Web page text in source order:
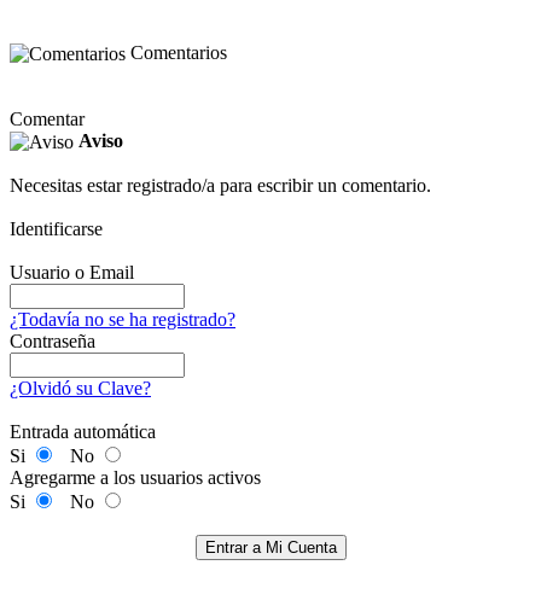
Comentarios
Comentar
Aviso
Necesitas estar registrado/a para escribir un comentario.
Identificarse
Usuario o Email
¿Todavía no se ha registrado?
Contraseña
¿Olvidó su Clave?
Entrada automática
Si
No
Agregarme a los usuarios activos
Si
No
Entrar a Mi Cuenta